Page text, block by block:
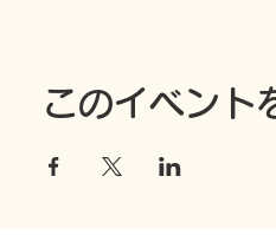
このイベント